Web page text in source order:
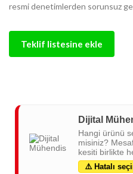
resmi denetimlerden sorunsuz
Teklif listesine ekle
Dijital
Hangi ürünü
misiniz?
kesiti birlikte
⚠️ Hatalı